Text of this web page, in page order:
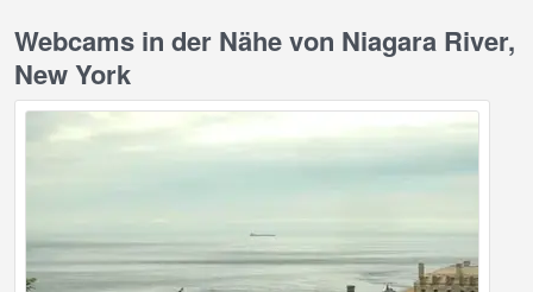
Webcams in der Nähe von Niagara River,
New York